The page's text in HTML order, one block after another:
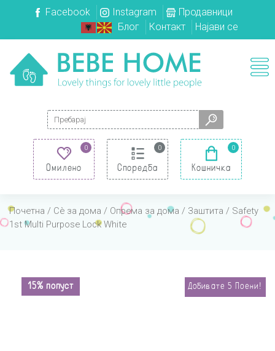
Facebook Instagram
Продавници
Блог
Контакт Најави се
Search for:
0
Омилено
0
Споредба
0
Кошничка
Почетна / Сè за дома / Опрема за дома / Заштита / Safety
1st Multi Purpose Lock White
15% попуст Добивате5 Поени!